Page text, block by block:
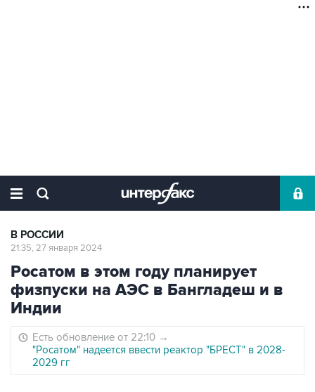
В РОССИИ
21:35, 27 января 2024
Росатом в этом году планирует
физпуски на АЭС в Бангладеш и в
Индии
Есть обновление от 22:10 →
"Росатом" надеется ввести реактор "БРЕСТ" в 2028-
2029 гг